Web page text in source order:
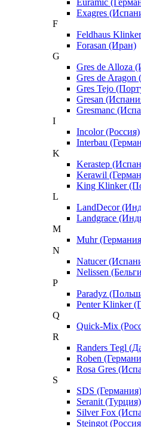
Euramic
Exagres
F
Feldhaus
Forasan (Иран)
G
Gres de Alloza
Gres de Aragon
Gres Tejo
Gresan
Gresmanc
I
Incolor (Россия)
Interbau
K
Kerastep
Kerawil
King Klinker
L
LandDecor
Landgrace
M
Muhr
N
Natucer
Nelissen
P
Paradyz
Penter Klinker
Q
Quick-Mix
R
Randers Tegl
Roben
Rosa Gres
S
SDS (Германия)
Seranit (Турция)
Silver Fox
Steingot